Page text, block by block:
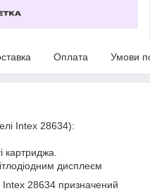
Оплата Умови
Intex 28634):
картриджа.
дисплеєм
28634 призначений